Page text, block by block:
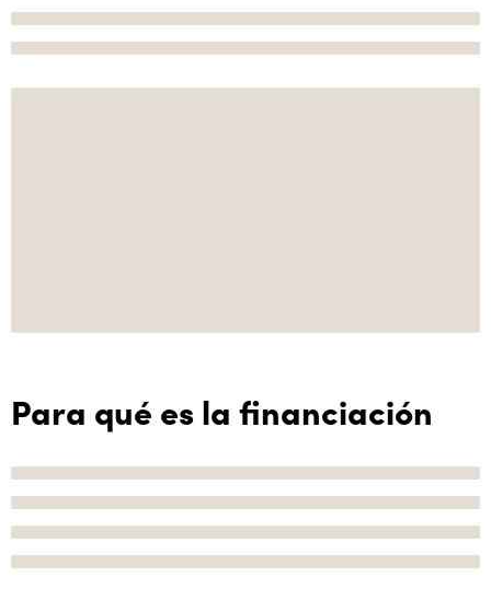
Para qué es la financiación